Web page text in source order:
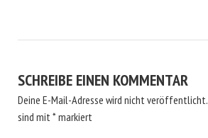
SCHREIBE EINEN KOMMENTAR
Deine E-Mail-Adresse wird nicht veröffentlicht.
sind mit*markiert